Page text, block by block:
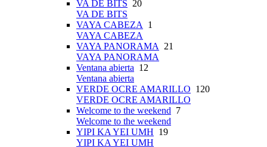
VA DE BITS 20
VA DE BITS
VAYA CABEZA
1
VAYA CABEZA
VAYA PANORAMA
21
VAYA PANORAMA
Ventana abierta 12
Ventana abierta
VERDE OCRE AMARILLO 120
VERDE OCRE AMARILLO
Welcome to the weekend 7
Welcome to the weekend
YIPI KA YEI UMH 19
YIPI KA YEI UMH